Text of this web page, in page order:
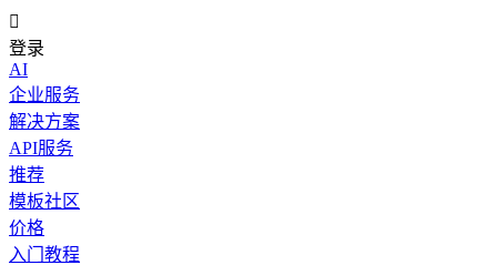

登录
AI
企业服务
解决方案
API服务
推荐
模板社区
价格
入门教程